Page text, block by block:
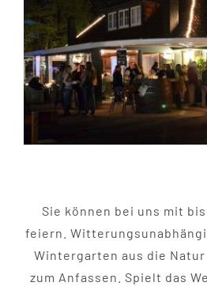
Sie können bei uns mit
feiern.
Wintergarten aus die
zum Anfassen. Spielt das